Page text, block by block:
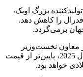
بزرگ اوپک،
را کاهش دهد.
برمی‌گردد.
معاون نخست‌وزیر
عراق اعلام کرد فرض قیمت نفت برای سال 2025، پایین‌تر از قیمت